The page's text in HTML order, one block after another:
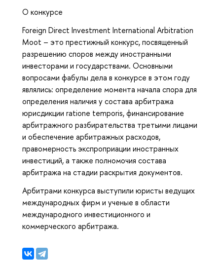
О конкурсе
Foreign Direct Investment International Arbitration
Moot – это престижный конкурс, посвященный
разрешению споров между иностранными
инвесторами и государствами. Основными
вопросами фабулы дела в конкурсе в этом году
являлись: определение момента начала спора для
определения наличия у состава арбитража
юрисдикции ratione temporis, финансирование
арбитражного разбирательства третьими лицами
и обеспечение арбитражных расходов,
правомерность экспроприации иностранных
инвестиций, а также полномочия состава
арбитража на стадии раскрытия документов.
Арбитрами конкурса выступили юристы ведущих
международных фирм и ученые в области
международного инвестиционного и
коммерческого арбитража.